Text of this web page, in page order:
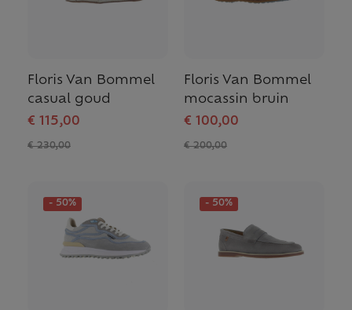
Floris Van Bommel
casual goud
€ 115,00
€ 230,00
Floris Van Bommel
mocassin bruin
€ 100,00
€ 200,00
- 50% - 50%